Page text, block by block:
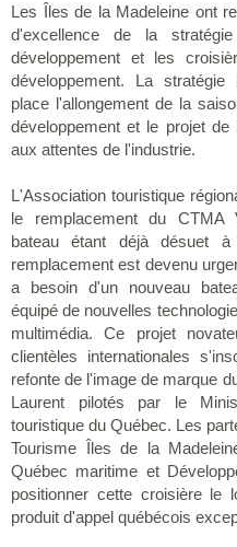
Les Îles de la Madeleine ont
d'excellence de la
développement et les
développement. La
place l'allongement de la
développement et le projet
aux attentes de l'industrie.
L'Association touristique
le remplacement du CTMA
bateau étant déjà désuet
remplacement est devenu
a besoin d'un nouveau
équipé de nouvelles
multimédia. Ce projet
clientèles internationales
refonte de l'image de marque
Laurent pilotés par le
touristique du Québec. Les
Tourisme Îles de la
Québec maritime et
positionner cette croisière le
produit d'appel québécois